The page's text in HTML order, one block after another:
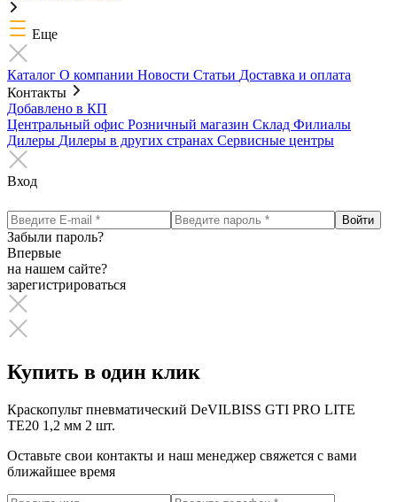
Еще
Каталог О компании Новости Статьи Доставка и оплата
Контакты
Добавлено в КП
Центральный офис Розничный магазин Склад Филиалы
Дилеры Дилеры в других странах Сервисные центры
Вход
Забыли пароль?
Впервые
на нашем сайте?
зарегистрироваться
Купить в один клик
Краскопульт пневматический DeVILBISS GTI PRO LITE
TE20 1,2 мм 2 шт.
Оставьте свои контакты и наш менеджер свяжется с вами
ближайшее время